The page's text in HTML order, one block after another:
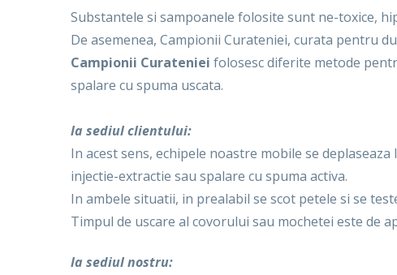
Substantele si sampoanele folosite sunt ne-toxice,
De asemenea, Campionii Curateniei, curata pentru
Campionii Curateniei folosesc diferite metode
spalare cu spuma uscata.
la sediul clientului:
In acest sens, echipele noastre mobile se
injectie-extractie sau spalare cu spuma activa.
In ambele situatii, in prealabil se scot petele si se
Timpul de uscare al covorului sau mochetei este de
la sediul nostru: